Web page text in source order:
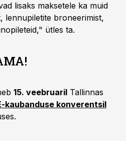
lisaks maksetele ka muid
lennupiletite broneerimist,
ütles ta.
15. veebruaril Tallinnas
kaubanduse konverentsil